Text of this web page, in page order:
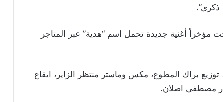
ذكرى”.
مؤخراً أغنية جديدة تحمل اسم “هدية” عبر المتاجر
توزيع براك المطوع، مكس وماستر منتظر الزاير، ايقاع
مصطفى اصلان.